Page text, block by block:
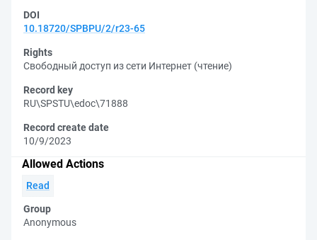
DOI
10.18720/SPBPU/2/r23-65
Rights
Свободный доступ из сети Интернет (чтение)
Record key
RU\SPSTU\edoc\71888
Record create date
10/9/2023
Allowed Actions
Read
Group
Anonymous